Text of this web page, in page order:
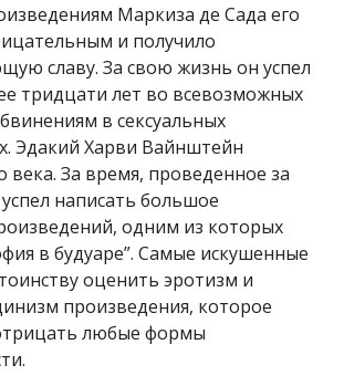
Маркиза де Сада его
и получило
славу. За свою жизнь он успел
тридцати лет во всевозможных
в сексуальных
Эдакий Харви Вайнштейн
века. За время, проведенное за
написать большое
одним из которых
в будуаре”. Самые искушенные
оценить эротизм и
произведения, которое
любые формы